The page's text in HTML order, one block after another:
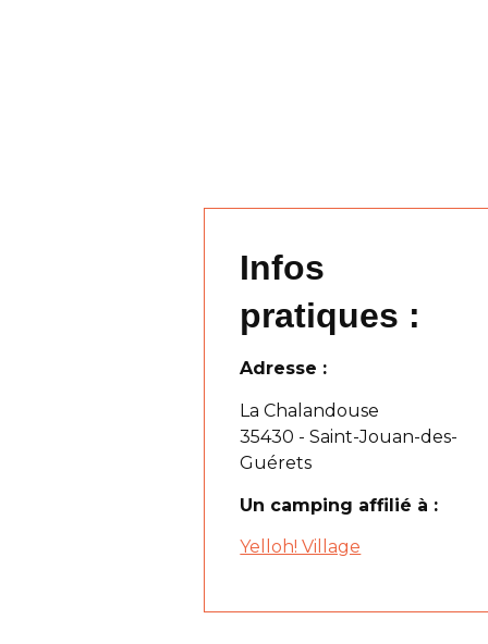
Infos
pratiques :
Adresse :
La Chalandouse
35430 - Saint-Jouan-des-
Guérets
Un camping affilié à :
Yelloh! Village